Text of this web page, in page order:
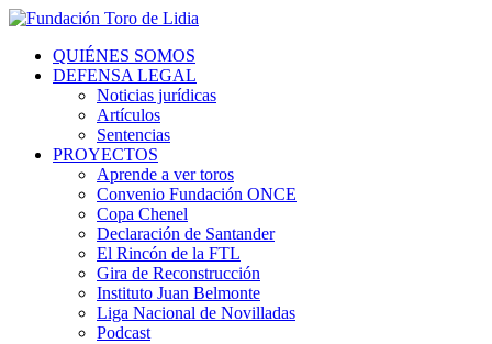
QUIÉNES SOMOS
DEFENSA LEGAL
Noticias jurídicas
Artículos
Sentencias
PROYECTOS
Aprende a ver toros
Convenio Fundación ONCE
Copa Chenel
Declaración de Santander
El Rincón de la FTL
Gira de Reconstrucción
Instituto Juan Belmonte
Liga Nacional de Novilladas
Podcast